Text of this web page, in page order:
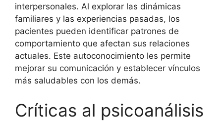
interpersonales. Al explorar las dinámicas
familiares y las experiencias pasadas, los
pacientes pueden identificar patrones de
comportamiento que afectan sus relaciones
actuales. Este autoconocimiento les permite
mejorar su comunicación y establecer vínculos
más saludables con los demás.
Críticas al psicoanálisis